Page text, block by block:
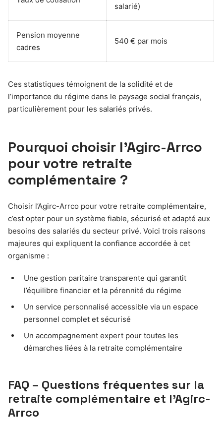
salarié)
Pension moyenne
cadres
540 € par mois
Ces statistiques témoignent de la solidité et de
l’importance du régime dans le paysage social français,
particulièrement pour les salariés privés.
Pourquoi choisir l’Agirc-Arrco
pour votre retraite
complémentaire ?
Choisir l’Agirc-Arrco pour votre retraite complémentaire,
c’est opter pour un système fiable, sécurisé et adapté aux
besoins des salariés du secteur privé. Voici trois raisons
majeures qui expliquent la confiance accordée à cet
organisme :
Une gestion paritaire transparente qui garantit
l’équilibre financier et la pérennité du régime
Un service personnalisé accessible via un espace
personnel complet et sécurisé
Un accompagnement expert pour toutes les
démarches liées à la retraite complémentaire
FAQ – Questions fréquentes sur la
retraite complémentaire et l’Agirc-
Arrco